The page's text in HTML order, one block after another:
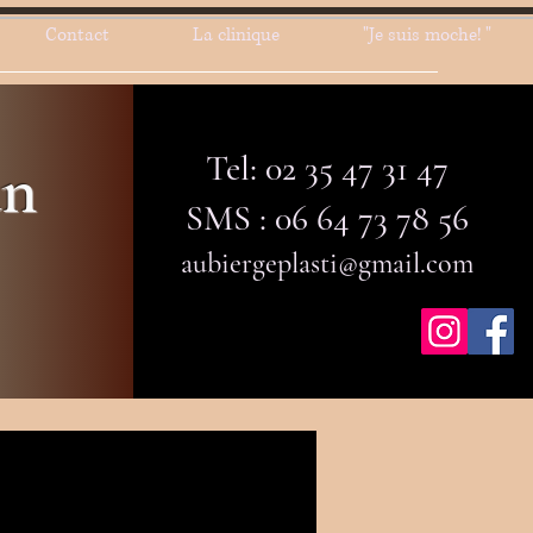
Contact La clinique "Je suis moche! "
Tel: 02 35 47 31 47
SMS : 06 64 73 78 56
aubiergeplasti@gmail.com